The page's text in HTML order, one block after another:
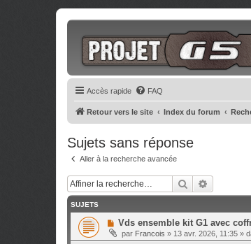
Accès rapide FAQ
Retour vers le site Index du forum
Sujets sans réponse
Aller à la recherche avancée
Rechercher
SUJETS
N
u
Vds ensemble kit G1 avec
par Francois » 13 avr. 2026, 11:35 »